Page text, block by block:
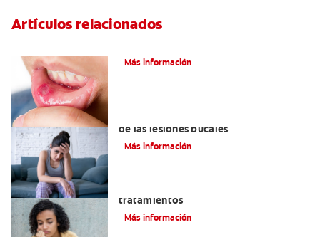
Artículos relacionados
Más información
de las lesiones bucales
Más información
tratamientos
Más información